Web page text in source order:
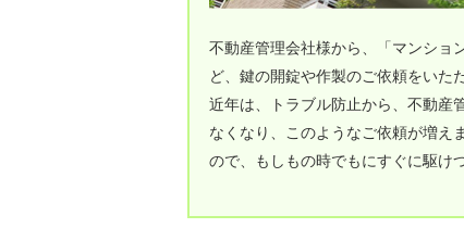
不動産管理会社様から、「マンショ
ど、鍵の開錠や作製のご依頼をいた
近年は、トラブル防止から、不動産
なくなり、このようなご依頼が増え
ので、もしもの時でもにすぐに駆け